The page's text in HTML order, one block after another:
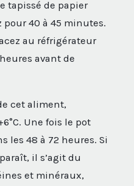
tapissé de papier
40 à 45 minutes.
au réfrigérateur
avant de
cet aliment,
Une fois le pot
les 48 à 72 heures. Si
il s’agit du
et minéraux,